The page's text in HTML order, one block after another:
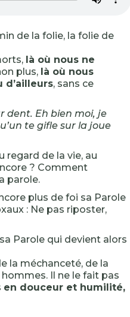
de la folie, la folie de
là où nous ne
plus, là où nous
d’ailleurs, sans ce
dent. Eh bien moi, je
te gifle sur la joue
de la vie, au
? Comment
parole.
plus de foi sa Parole
: Ne pas riposter,
Parole qui devient alors
la méchanceté, de la
Il ne le fait pas
en douceur et humilité,